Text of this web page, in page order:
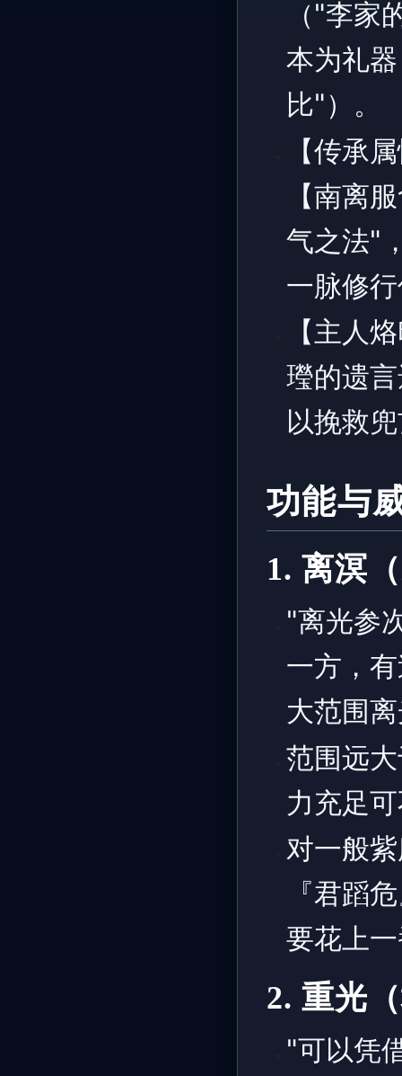
（"李
本为礼
比"）。
【传承
【南离
气之法"
一脉修
【主人
㼆的遗
以挽救
功能与
1. 离溟
"离光参
一方，
大范围
范围远
力充足
对一般
『君蹈
要花上
2. 重光
"可以凭